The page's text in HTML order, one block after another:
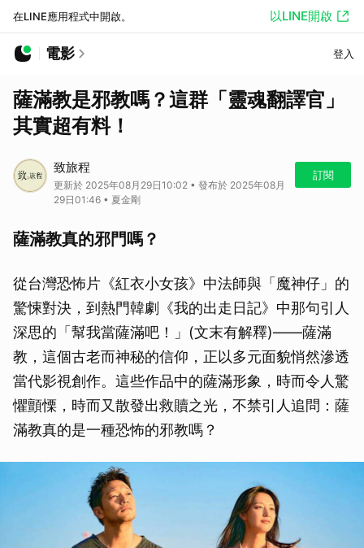
在LINE應用程式中開啟。 以LINE開啟
電影 登入
薩滿教是邪教嗎？這群「靈魂翻譯官」
其實超有料！
致旅程
更新於 2025年08月29日10:02 • 發布於 2025年08月
29日01:46 • 夏金剛
訂閱
薩滿教真的邪門嗎？
從台灣恐怖片《紅衣小女孩》中法師與「魔神仔」的
驚悚對決，到熱門韓劇《我的出走日記》中那句引人
深思的「幫我當薩滿吧！」(文末有解釋)——薩滿
教，這個古老而神秘的信仰，正以多元面貌悄然滲透
當代影視創作。這些作品中的薩滿形象，時而令人驚
懼顫慄，時而又散發出救贖之光，不禁引人追問：薩
滿教真的是一種恐怖的邪教嗎？